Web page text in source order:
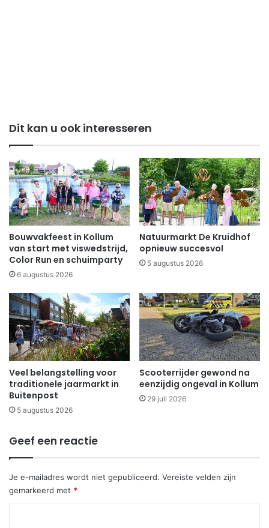
Dit kan u ook interesseren
Bouwvakfeest in Kollum
van start met viswedstrijd,
Color Run en schuimparty
6 augustus 2026
Natuurmarkt De Kruidhof
opnieuw succesvol
5 augustus 2026
Veel belangstelling voor
traditionele jaarmarkt in
Buitenpost
5 augustus 2026
Scooterrijder gewond na
eenzijdig ongeval in Kollum
29 juli 2026
Geef een reactie
Je e-mailadres wordt niet gepubliceerd. Vereiste velden zijn
gemarkeerd met *